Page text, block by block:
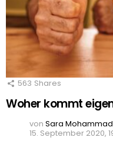
563 Shares
Woher kommt
von Sara
15. September 2020,